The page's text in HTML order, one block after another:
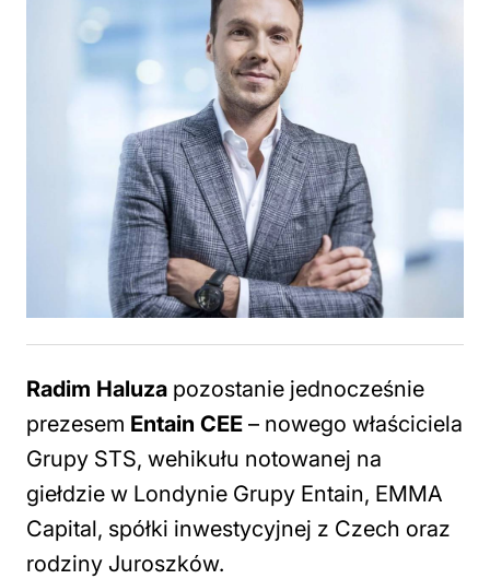
Radim Haluza pozostanie jednocześnie
prezesem Entain CEE – nowego właściciela
Grupy STS, wehikułu notowanej na
giełdzie w Londynie Grupy Entain, EMMA
Capital, spółki inwestycyjnej z Czech oraz
rodziny Juroszków.